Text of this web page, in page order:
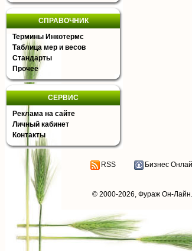
СПРАВОЧНИК
Термины Инкотермс
Таблица мер и весов
Стандарты
Прочее
СЕРВИС
Реклама на сайте
Личный кабинет
Контакты
RSS Бизнес
© 2000-2026, Фураж Он-Лайн